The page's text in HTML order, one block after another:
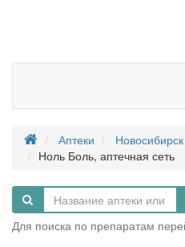
Аптеки Новосибирск
Ноль Боль, аптечная сеть
Для поиска по препаратам